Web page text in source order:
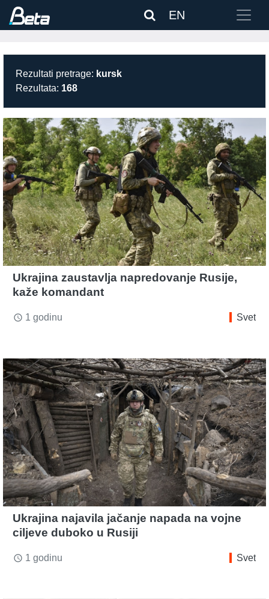
EN
Rezultati pretrage: kursk
Rezultata: 168
Ukrajina zaustavlja napredovanje Rusije,
kaže komandant
access_time 1 godinu Svet
Ukrajina najavila jačanje napada na vojne
ciljeve duboko u Rusiji
access_time 1 godinu Svet